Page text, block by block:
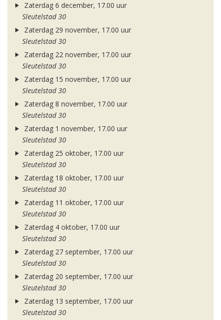
Zaterdag 6 december, 17.00 uur
Sleutelstad 30
Zaterdag 29 november, 17.00 uur
Sleutelstad 30
Zaterdag 22 november, 17.00 uur
Sleutelstad 30
Zaterdag 15 november, 17.00 uur
Sleutelstad 30
Zaterdag 8 november, 17.00 uur
Sleutelstad 30
Zaterdag 1 november, 17.00 uur
Sleutelstad 30
Zaterdag 25 oktober, 17.00 uur
Sleutelstad 30
Zaterdag 18 oktober, 17.00 uur
Sleutelstad 30
Zaterdag 11 oktober, 17.00 uur
Sleutelstad 30
Zaterdag 4 oktober, 17.00 uur
Sleutelstad 30
Zaterdag 27 september, 17.00 uur
Sleutelstad 30
Zaterdag 20 september, 17.00 uur
Sleutelstad 30
Zaterdag 13 september, 17.00 uur
Sleutelstad 30